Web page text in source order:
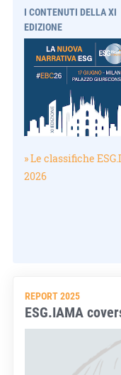
I CONTENUTI DELLA XI
EDIZIONE
» Le classifiche
2026
REPORT 2025
ESG.IAMA